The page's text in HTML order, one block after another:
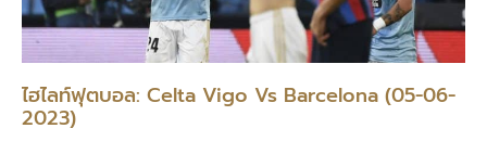
ไฮไลท์ฟุตบอล: Celta Vigo Vs Barcelona (05-06-
2023)